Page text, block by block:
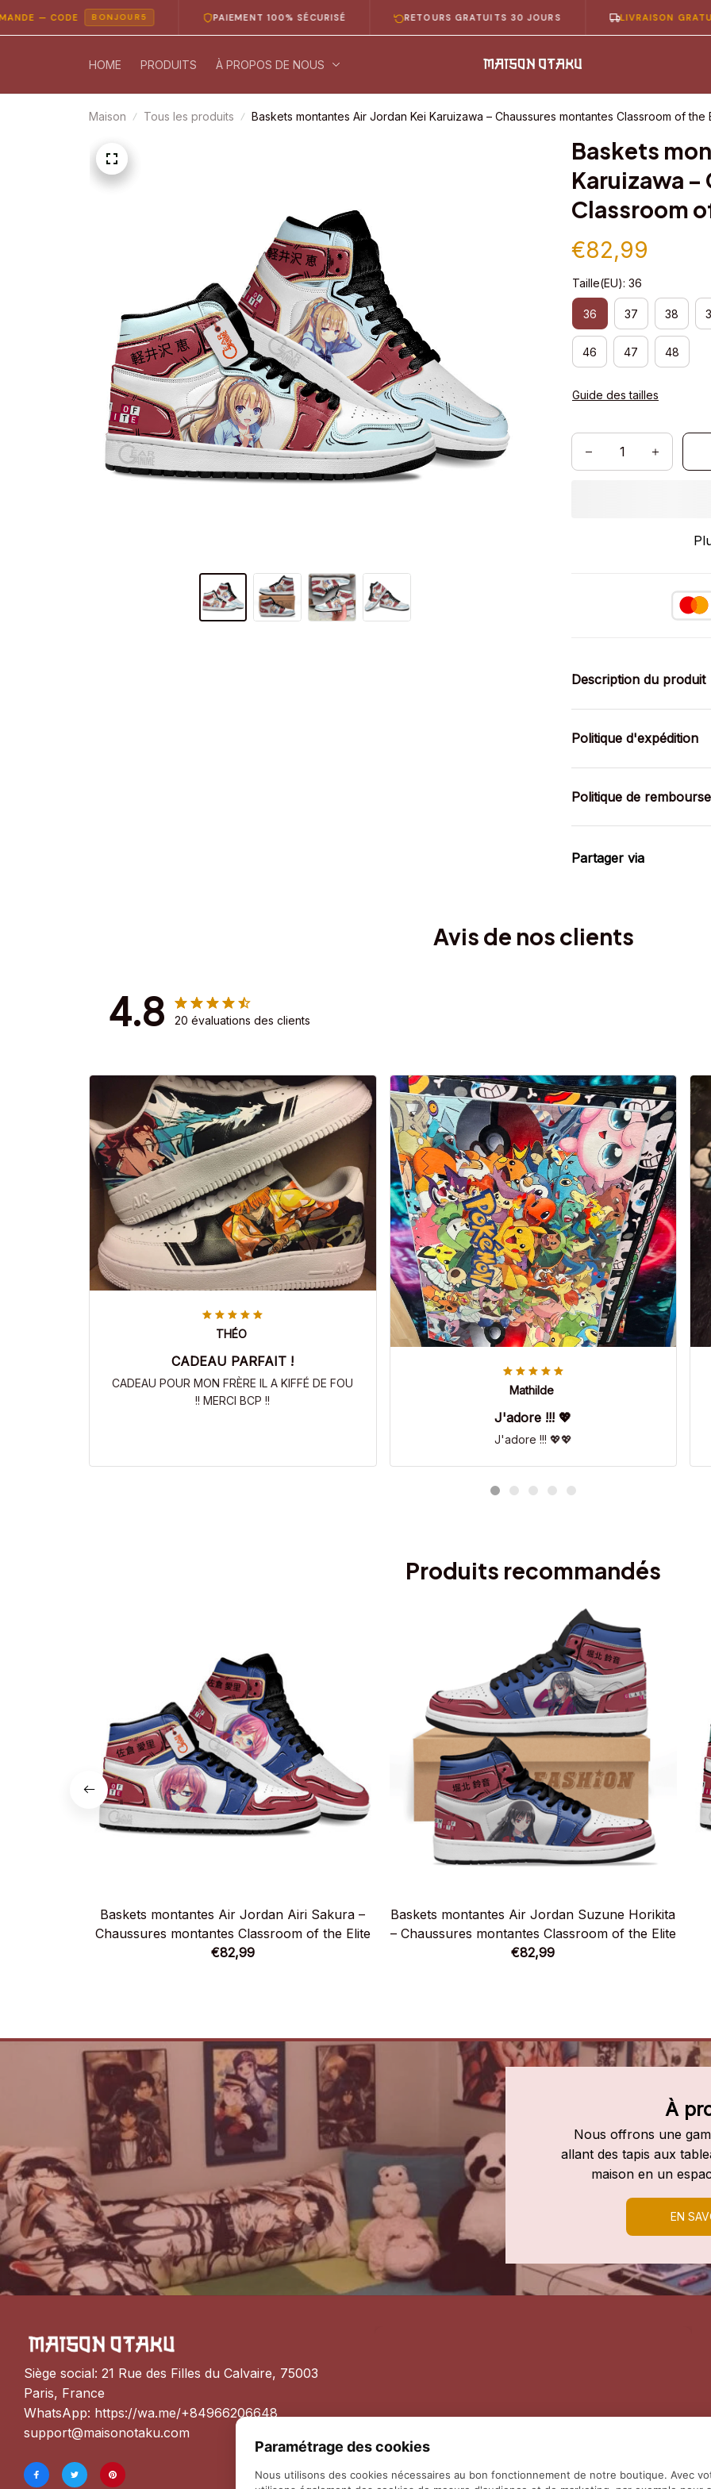
— CODE BONJOUR5 PAIEMENT 100% SÉCURISÉ RETOURS GRATUITS 30 JOURS LIVRAISON GRATUITE EN
HOME PRODUITS À PROPOS DE NOUS
Maison Tous les produits Baskets montantes Air Jordan Kei Karuizawa – Chaussures montantes Classroom of the
Baskets
Karuizawa
Classroom
€82,99
Taille(EU): 36
36 37 38
46 47 48
Guide des tailles
Description du produit
Politique d'expédition
Politique de
Partager via
Avis de nos clients
4.8 20 évaluations des clients
THÉO
CADEAU PARFAIT !
CADEAU POUR MON FRÈRE IL A KIFFÉ DE FOU
!! MERCI BCP !!
Mathilde
J'adore !!! 💖
J'adore !!! 💖💖
Produits recommandés
Baskets montantes Air Jordan Airi Sakura –
Chaussures montantes Classroom of the Elite
€82,99
Baskets montantes Air Jordan Suzune Horikita
– Chaussures montantes Classroom of the Elite
€82,99
À
Nous offrons une
allant des tapis aux
maison en un
EN
Siège social: 21 Rue des Filles du Calvaire, 75003
Paris, France
WhatsApp: https://wa.me/+84966206648
support@maisonotaku.com
Paramétrage des cookies
Nous utilisons des cookies nécessaires au bon fonctionnement de notre boutique. Avec